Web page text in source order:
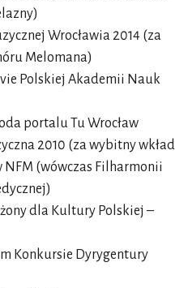
Wrocławia 2014 (za
Melomana)
Polskiej Akademii Nauk
portalu Tu Wrocław
2010 (za wybitny wkład
(wówczas Filharmonii
dla Kultury Polskiej –
Konkursie Dyrygentury